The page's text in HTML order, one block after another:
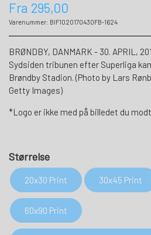
Fra 295,00
Varenummer: BIF1020170430FB-1624
BRØNDBY, DANMARK - 30. APRIL,
Sydsiden tribunen efter Superliga
Brøndby Stadion. (Photo by Lars
Getty Images)
*Logo er ikke med på billedet du
Størrelse
20x30 Print 30x45 Print
60x90 Print